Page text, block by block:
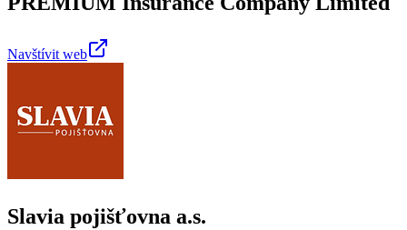
Navštívit web
Slavia pojišťovna a.s.